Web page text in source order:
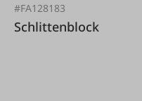
#FA128183
Schlittenblock